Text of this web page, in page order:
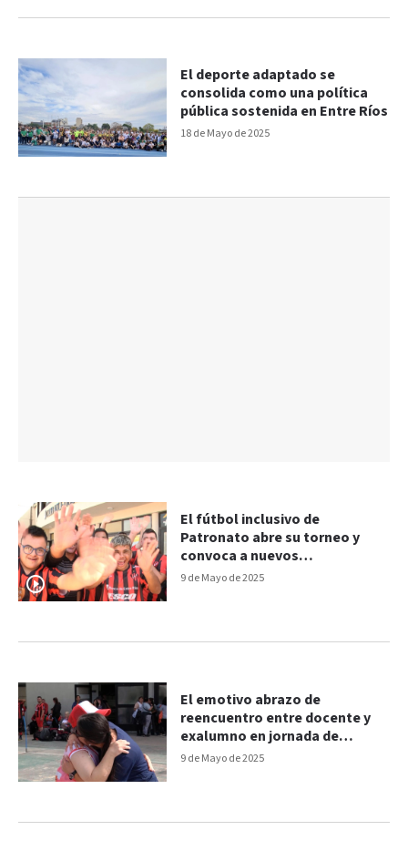
18 de Mayo de 2025
El deporte adaptado se
consolida como una política
pública sostenida en Entre Ríos
9 de Mayo de 2025
El fútbol inclusivo de
Patronato abre su torneo y
convoca a nuevos
participantes
9 de Mayo de 2025
El emotivo abrazo de
reencuentro entre docente y
exalumno en jornada de
deporte inclusivo